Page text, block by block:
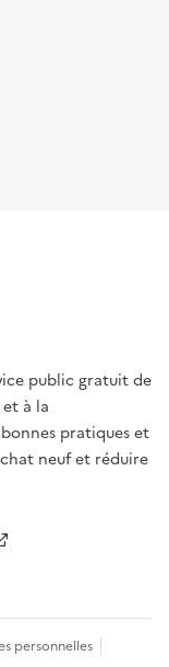
public gratuit de
à la
pratiques et
neuf et réduire
personnelles